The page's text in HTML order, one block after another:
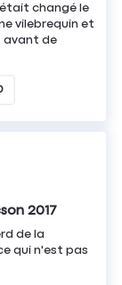
changé le
vilebrequin et
avant de
2017
de la
qui n'est pas